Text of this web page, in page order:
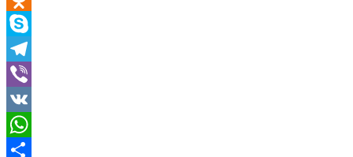
Odnoklassniki
Skype
Telegram
Viber
VK
WhatsApp